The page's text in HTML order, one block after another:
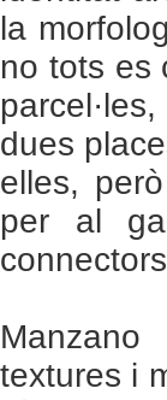
la
no tots es
dues
elles,
per al
textures i